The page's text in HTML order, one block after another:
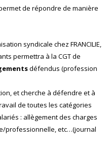
de répondre de manière
syndicale chez FRANCILIE,
permettra à la CGT de
défendus (profession
et cherche à défendre et à
de toutes les catégories
: allègement des charges
professionnelle, etc…(journal